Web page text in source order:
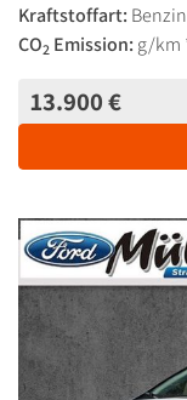
Kraftstoffart: Benzin
CO2 Emission: g/km
13.900 €